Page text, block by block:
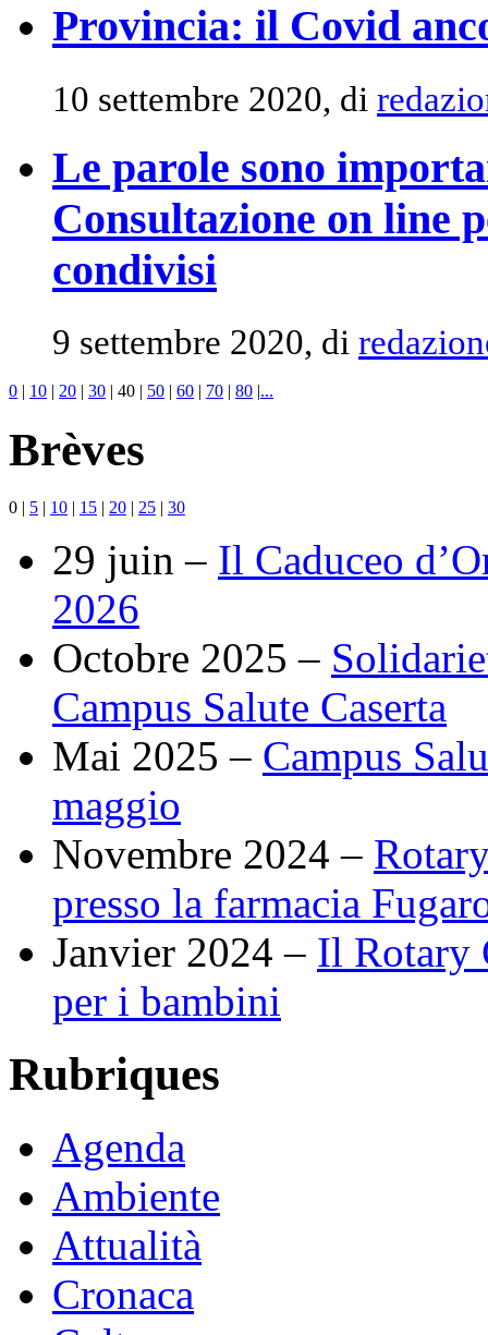
Provincia: il Covid
10 settembre 2020, di
Le parole sono
Consultazione on line
condivisi
9 settembre 2020, di
0 | 10 | 20 | 30 | 40 | 50 | 60 | 70 | 80 |...
Brèves
0 | 5 | 10 | 15 | 20 | 25 | 30
29 juin – Il Caduceo
2026
Octobre 2025 –
Campus Salute Caserta
Mai 2025 – Campus
maggio
Novembre 2024 –
presso la farmacia
Janvier 2024 – Il Rotary
per i bambini
Rubriques
Agenda
Ambiente
Attualità
Cronaca